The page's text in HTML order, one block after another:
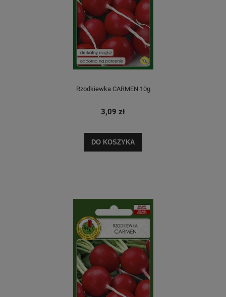
Rzodkiewka CARMEN 10g
3,09 zł
DO KOSZYKA